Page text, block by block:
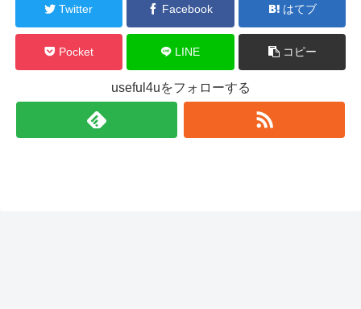
Twitter Facebook はてブ
Pocket LINE コピー
useful4uをフォローする